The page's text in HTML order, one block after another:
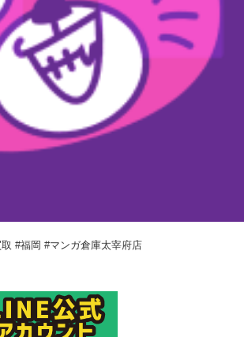
#福岡 #マンガ倉庫太宰府店